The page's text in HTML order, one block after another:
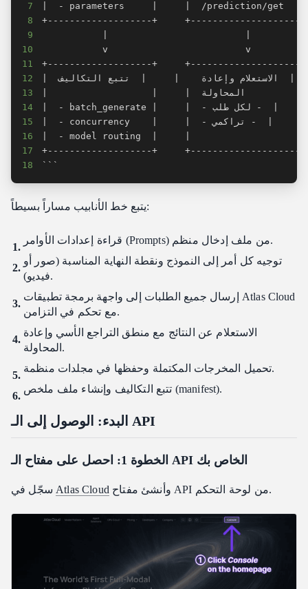
7
8
9
10
11
12
13
14
15
16
17
18
```
يتبع خط الأنابيب مساراً بسيطاً:
قراءة إعدادات الأوامر (Prompts) من ملف إدخال منظم.
توجيه كل أمر إلى النموذج ونقطة النهاية المناسبة (صور أو
فيديو).
إرسال جميع الطلبات إلى واجهة برمجة تطبيقات Atlas Cloud
مع تحكم في التزامن.
الاستعلام عن النتائج مع منطق التراجع الأسي وإعادة
المحاولة.
تحميل المخرجات المكتملة وحفظها في مجلدات منظمة.
تتبع التكاليف وإنشاء ملف ملخص (manifest).
البدء: الوصول إلى الـ API
الخطوة 1: احصل على مفتاح الـ API الخاص بك
Atlas Cloud وأنشئ مفتاح API من لوحة التحكم.